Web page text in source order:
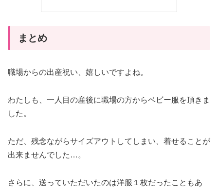
まとめ
職場からの出産祝い、嬉しいですよね。
わたしも、一人目の産後に職場の方からベビー服を頂きま
した。
ただ、残念ながらサイズアウトしてしまい、着せることが
出来ませんでした…。
さらに、送っていただいたのは洋服１枚だったこともあ